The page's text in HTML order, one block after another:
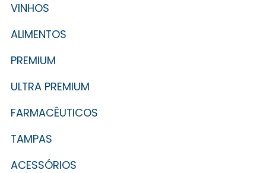
VINHOS
ALIMENTOS
PREMIUM
ULTRA PREMIUM
FARMACÊUTICOS
TAMPAS
ACESSÓRIOS